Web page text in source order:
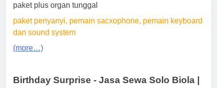
paket plus organ tunggal
paket penyanyi, pemain sacxophone, pemain keyboard
dan sound system
(more…)
Birthday Surprise - Jasa Sewa Solo Biola |